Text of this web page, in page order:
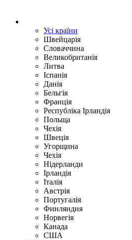
Усі країни
Швейцарія
Словаччина
Великобританія
Литва
Іспанія
Данія
Бельгія
Франція
Республіка Ірландія
Польща
Чехія
Швецiя
Угорщина
Чехія
Нідерланди
Iрландія
Iталiя
Австрія
Португалія
Финляндия
Норвегія
Канада
США